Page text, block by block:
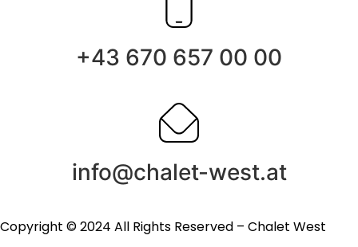
+43 670 657 00 00
info@chalet-west.at
Copyright © 2024 All Rights Reserved – Chalet West